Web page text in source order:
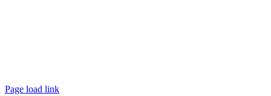
Page load link